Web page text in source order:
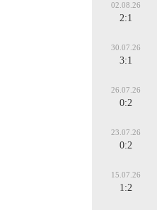
02.08.26
2:1
30.07.26
3:1
26.07.26
0:2
23.07.26
0:2
15.07.26
1:2